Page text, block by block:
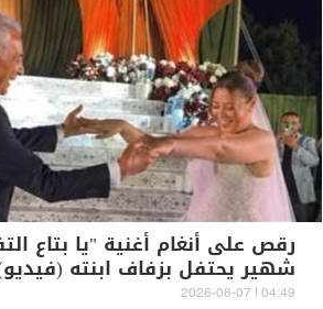
رقص على أنغام أغنية "يا بتاع
شهير يحتفل بزفاف ابنته
04:49 | 2026-08-07